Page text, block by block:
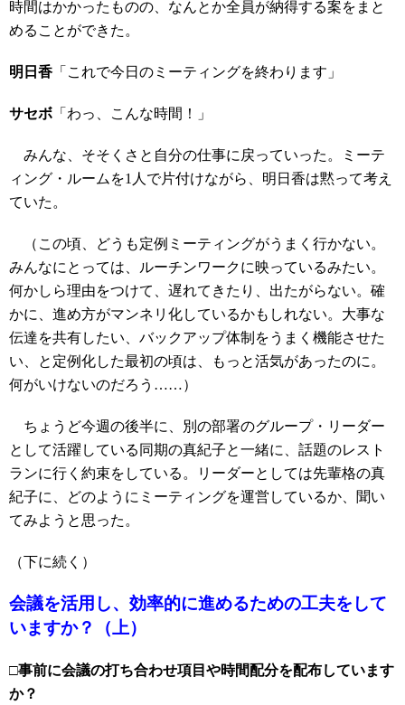
時間はかかったものの、なんとか全員が納得する案をまと
めることができた。
明日香 「これで今日のミーティングを終わります」
サセボ 「わっ、こんな時間！」
みんな、そそくさと自分の仕事に戻っていった。ミーテ
ィング・ルームを1人で片付けながら、明日香は黙って考え
ていた。
（この頃、どうも定例ミーティングがうまく行かない。
みんなにとっては、ルーチンワークに映っているみたい。
何かしら理由をつけて、遅れてきたり、出たがらない。確
かに、進め方がマンネリ化しているかもしれない。大事な
伝達を共有したい、バックアップ体制をうまく機能させた
い、と定例化した最初の頃は、もっと活気があったのに。
何がいけないのだろう……）
ちょうど今週の後半に、別の部署のグループ・リーダー
として活躍している同期の真紀子と一緒に、話題のレスト
ランに行く約束をしている。リーダーとしては先輩格の真
紀子に、どのようにミーティングを運営しているか、聞い
てみようと思った。
（下に続く）
会議を活用し、効率的に進めるための工夫をして
いますか？（上）
□事前に会議の打ち合わせ項目や時間配分を配布しています
か？